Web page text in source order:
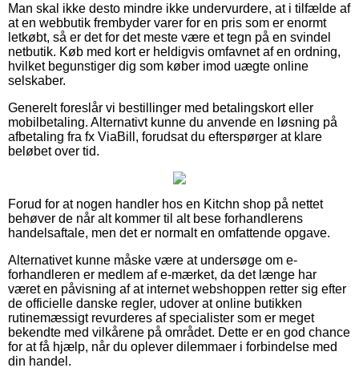
Man skal ikke desto mindre ikke undervurdere, at i tilfælde af
at en webbutik frembyder varer for en pris som er enormt
letkøbt, så er det for det meste være et tegn på en svindel
netbutik. Køb med kort er heldigvis omfavnet af en ordning,
hvilket begunstiger dig som køber imod uægte online
selskaber.
Generelt foreslår vi bestillinger med betalingskort eller
mobilbetaling. Alternativt kunne du anvende en løsning på
afbetaling fra fx ViaBill, forudsat du efterspørger at klare
beløbet over tid.
Forud for at nogen handler hos en Kitchn shop på nettet
behøver de når alt kommer til alt bese forhandlerens
handelsaftale, men det er normalt en omfattende opgave.
Alternativet kunne måske være at undersøge om e-
forhandleren er medlem af e-mærket, da det længe har
været en påvisning af at internet webshoppen retter sig efter
de officielle danske regler, udover at online butikken
rutinemæssigt revurderes af specialister som er meget
bekendte med vilkårene på området. Dette er en god chance
for at få hjælp, når du oplever dilemmaer i forbindelse med
din handel.